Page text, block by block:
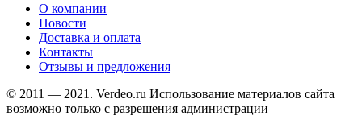
О компании
Новости
Доставка и оплата
Контакты
Отзывы и предложения
© 2011 — 2021. Verdeo.ru Использование материалов сайта
возможно только с разрешения администрации